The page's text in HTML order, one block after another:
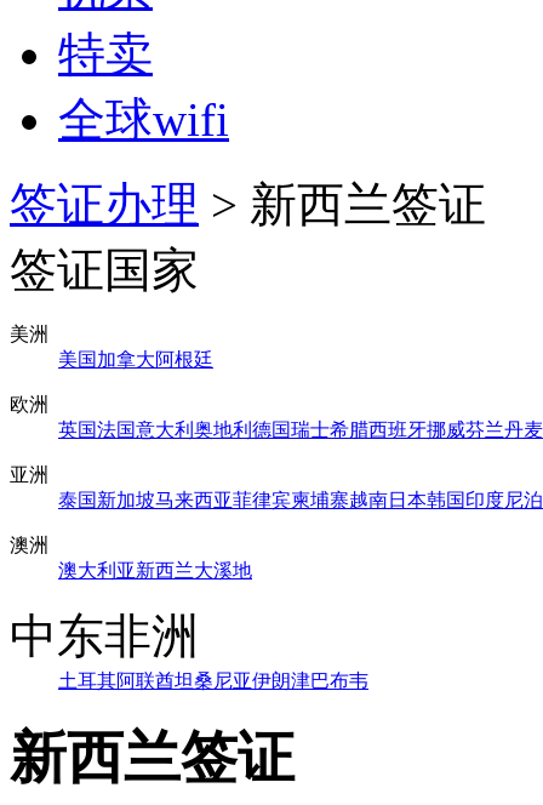
特卖
全球wifi
签证办理 > 新西兰签证
签证国家
美洲
美国加拿大阿根廷
欧洲
英国法国意大利 奥地利 德国瑞士希腊西班牙挪威芬兰丹麦
亚洲
泰国新加坡马来西亚菲律宾柬埔寨越南日本韩国印度尼
澳洲
澳大利亚新西兰大溪地
中东非洲
土耳其阿联酋坦桑尼亚伊朗津巴布韦
新西兰签证